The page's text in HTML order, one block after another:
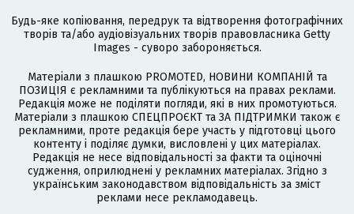
Будь-яке копіювання, передрук та відтворення фотографічних
творів та/або аудіовізуальних творів правовласника Getty
Images - суворо забороняється.
Матеріали з плашкою PROMOTED, НОВИНИ КОМПАНІЙ та
ПОЗИЦІЯ є рекламними та публікуються на правах реклами.
Редакція може не поділяти погляди, які в них промотуються.
Матеріали з плашкою СПЕЦПРОЄКТ та ЗА ПІДТРИМКИ також є
рекламними, проте редакція бере участь у підготовці цього
контенту і поділяє думки, висловлені у цих матеріалах.
Редакція не несе відповідальності за факти та оціночні
судження, оприлюднені у рекламних матеріалах. Згідно з
українським законодавством відповідальність за зміст
реклами несе рекламодавець.